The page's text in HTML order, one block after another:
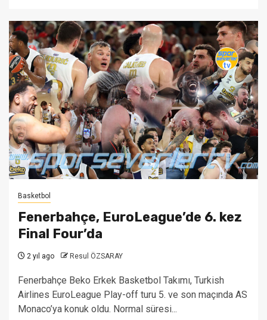
Basketbol
Fenerbahçe, EuroLeague’de 6. kez
Final Four’da
2 yıl ago Resul ÖZSARAY
Fenerbahçe Beko Erkek Basketbol Takımı, Turkish
Airlines EuroLeague Play-off turu 5. ve son maçında AS
Monaco’ya konuk oldu. Normal süresi...